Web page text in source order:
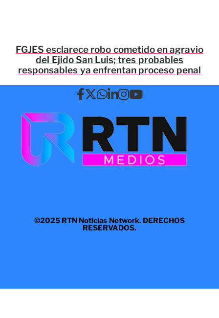
FGJES esclarece robo cometido en agravio
del Ejido San Luis; tres probables
responsables ya enfrentan proceso penal
©2025 RTN Noticias Network. DERECHOS
RESERVADOS.